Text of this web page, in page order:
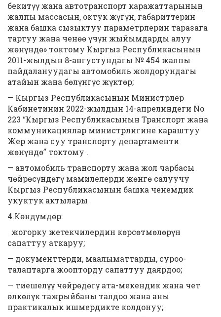
бекитүү жана автотранспорт каражаттарынын
жалпы массасын, октук жүгүн, габариттерин
жана башка сызыктуу параметрлерин таразага
тартуу жана ченөө үчүн жыйымдарды алуу
жөнүндө» токтому Кыргыз Республикасынын
2011-жылдын 8-августундагы № 454 жалпы
пайдалануудагы автомобиль жолдорундагы
атайын жана бөлүнгүс жүктөр;
— Кыргыз Республикасынын Министрлер
Кабинетинин 2022-жылдын 14-апрелиндеги No
223 “Кыргыз Республикасынын Транспорт жана
коммуникациялар министрлигине караштуу
Жер жана суу транспорту департаменти
жөнүндө” токтому .
— автомобиль транспорту жана жол чарбасы
чөйрөсүндөгү мамилелерди жөнгө салуучу
Кыргыз Республикасынын башка ченемдик
укуктук актылары
4.Көндүмдөр:
жогорку жетекчилердин көрсөтмөлөрүн
сапаттуу аткаруу;
— документтерди, маалыматтарды, суроо-
талаптарга жоопторду сапаттуу даярдоо;
— тиешелүү чөйрөдөгү ата-мекендик жана чет
өлкөлүк тажрыйбаны талдоо жана аны
практикалык ишмердикте колдонуу;